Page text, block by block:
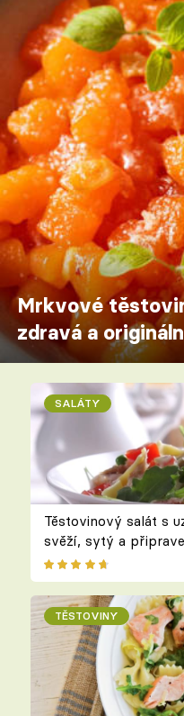
Mrkvové
zdravá a
SALÁTY
Těstovinový salát s
svěží, sytý a
TĚSTOVINY